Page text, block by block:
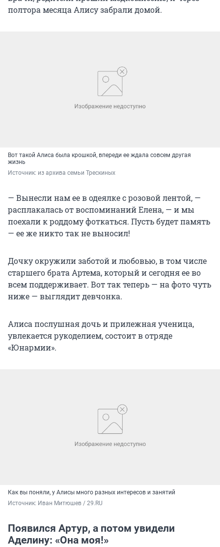
полтора месяца Алису забрали домой.
Вот такой Алиса была крошкой, впереди ее ждала совсем другая
жизнь
Источник: из архива семьи Трескиных
— Вынесли нам ее в одеялке с розовой лентой, —
расплакалась от воспоминаний Елена, — и мы
поехали к роддому фоткаться. Пусть будет память
— ее же никто так не выносил!
Дочку окружили заботой и любовью, в том числе
старшего брата Артема, который и сегодня ее во
всем поддерживает. Вот так теперь — на фото чуть
ниже — выглядит девчонка.
Алиса послушная дочь и прилежная ученица,
увлекается рукоделием, состоит в отряде
«Юнармии».
Как вы поняли, у Алисы много разных интересов и занятий
Источник: Иван Митюшев / 29.RU
Появился Артур, а потом увидели
Аделину: «Она моя!»